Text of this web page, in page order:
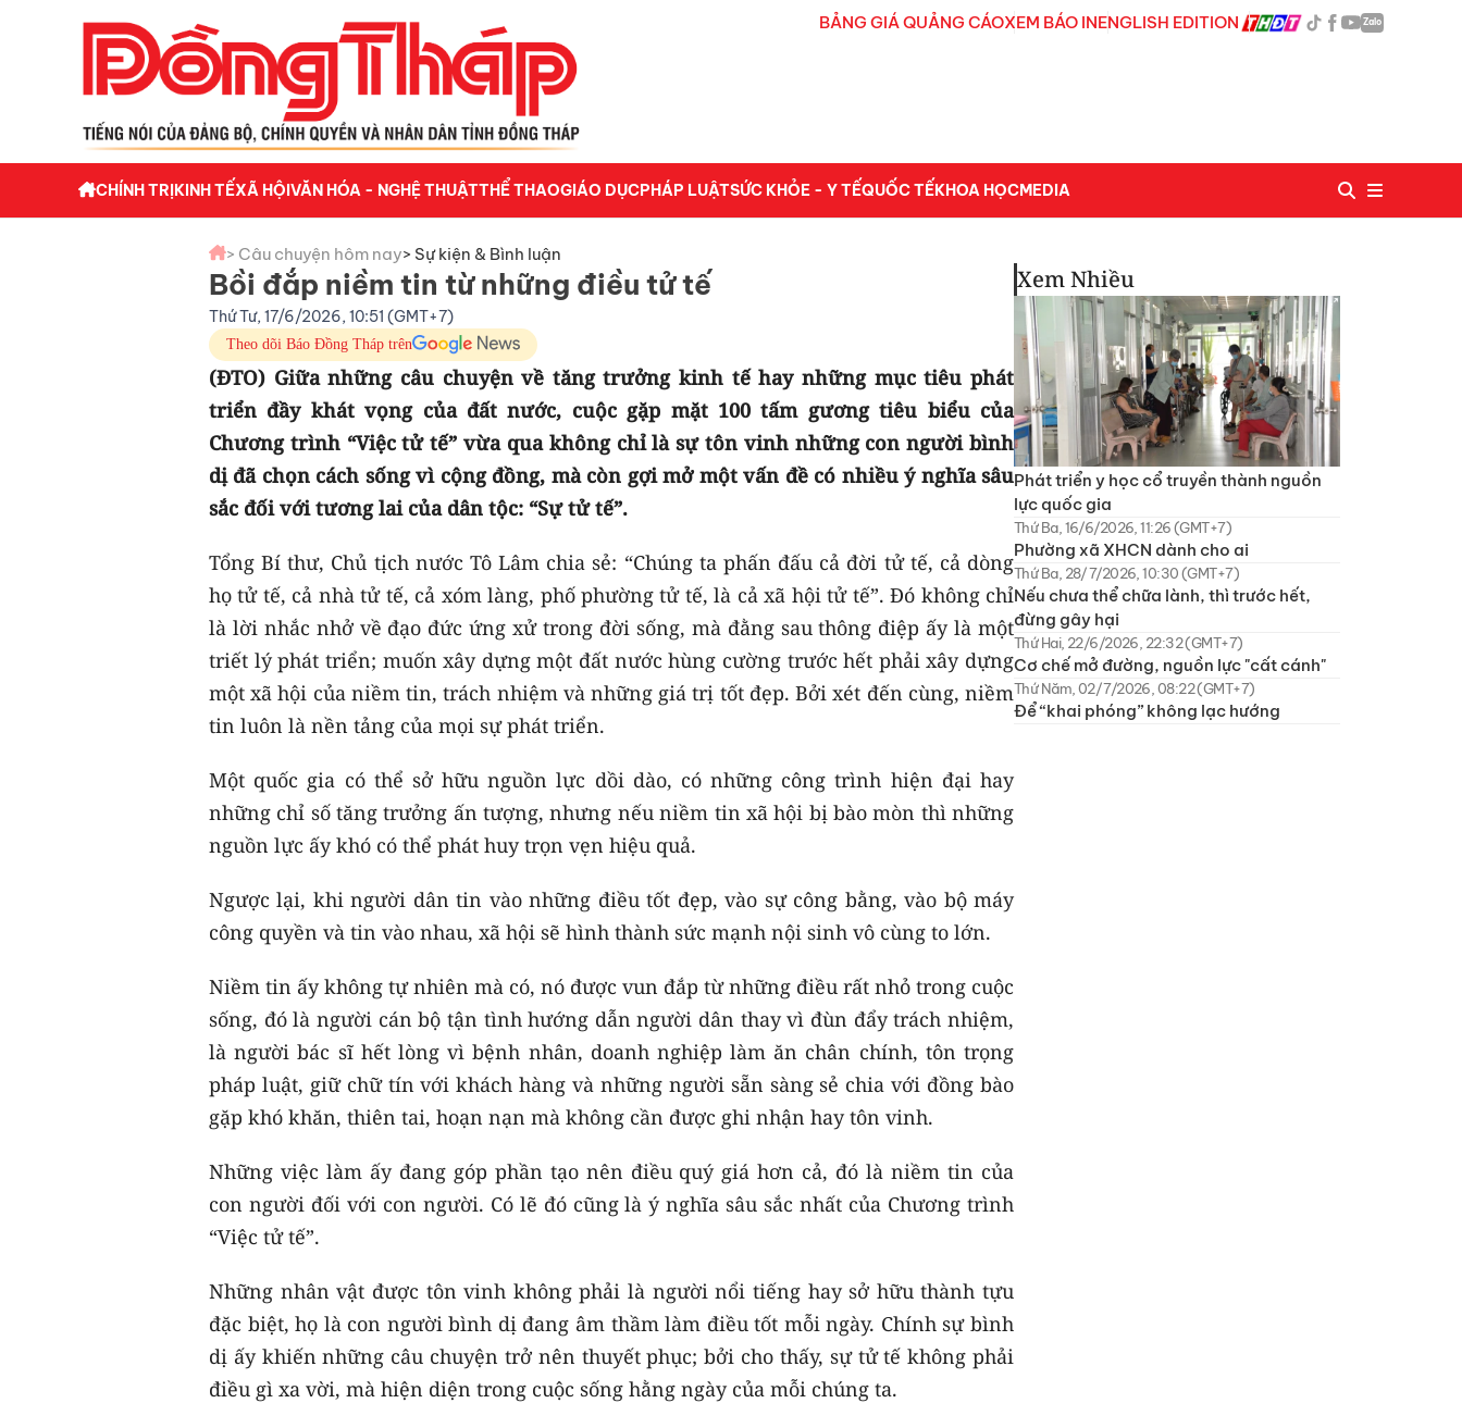
BẢNG GIÁ QUẢNG CÁOXEM BÁO INENGLISH EDITION Zalo
CHÍNH TRỊKINH TẾXÃ HỘIVĂN HÓA - NGHỆ THUẬTTHỂ THAOGIÁO DỤCPHÁP LUẬTSỨC KHỎE - Y TẾQUỐC TẾKHOA HỌCMEDIA
> Câu chuyện hôm nay> Sự kiện & Bình luận
Bồi đắp niềm tin từ những điều tử tế
Thứ Tư, 17/6/2026, 10:51 (GMT+7)
Theo dõi Báo Đồng Tháp trên
(ĐTO) Giữa những câu chuyện về tăng trưởng kinh tế hay những mục tiêu phát
triển đầy khát vọng của đất nước, cuộc gặp mặt 100 tấm gương tiêu biểu của
Chương trình “Việc tử tế” vừa qua không chỉ là sự tôn vinh những con người bình
dị đã chọn cách sống vì cộng đồng, mà còn gợi mở một vấn đề có nhiều ý nghĩa sâu
sắc đối với tương lai của dân tộc: “Sự tử tế”.
Tổng Bí thư, Chủ tịch nước Tô Lâm chia sẻ: “Chúng ta phấn đấu cả đời tử tế, cả dòng
họ tử tế, cả nhà tử tế, cả xóm làng, phố phường tử tế, là cả xã hội tử tế”. Đó không chỉ
là lời nhắc nhở về đạo đức ứng xử trong đời sống, mà đằng sau thông điệp ấy là một
triết lý phát triển; muốn xây dựng một đất nước hùng cường trước hết phải xây dựng
một xã hội của niềm tin, trách nhiệm và những giá trị tốt đẹp. Bởi xét đến cùng, niềm
tin luôn là nền tảng của mọi sự phát triển.
Một quốc gia có thể sở hữu nguồn lực dồi dào, có những công trình hiện đại hay
những chỉ số tăng trưởng ấn tượng, nhưng nếu niềm tin xã hội bị bào mòn thì những
nguồn lực ấy khó có thể phát huy trọn vẹn hiệu quả.
Ngược lại, khi người dân tin vào những điều tốt đẹp, vào sự công bằng, vào bộ máy
công quyền và tin vào nhau, xã hội sẽ hình thành sức mạnh nội sinh vô cùng to lớn.
Niềm tin ấy không tự nhiên mà có, nó được vun đắp từ những điều rất nhỏ trong cuộc
sống, đó là người cán bộ tận tình hướng dẫn người dân thay vì đùn đẩy trách nhiệm,
là người bác sĩ hết lòng vì bệnh nhân, doanh nghiệp làm ăn chân chính, tôn trọng
pháp luật, giữ chữ tín với khách hàng và những người sẵn sàng sẻ chia với đồng bào
gặp khó khăn, thiên tai, hoạn nạn mà không cần được ghi nhận hay tôn vinh.
Những việc làm ấy đang góp phần tạo nên điều quý giá hơn cả, đó là niềm tin của
con người đối với con người. Có lẽ đó cũng là ý nghĩa sâu sắc nhất của Chương trình
“Việc tử tế”.
Những nhân vật được tôn vinh không phải là người nổi tiếng hay sở hữu thành tựu
đặc biệt, họ là con người bình dị đang âm thầm làm điều tốt mỗi ngày. Chính sự bình
dị ấy khiến những câu chuyện trở nên thuyết phục; bởi cho thấy, sự tử tế không phải
điều gì xa vời, mà hiện diện trong cuộc sống hằng ngày của mỗi chúng ta.
Xem Nhiều
Phát triển y học cổ truyền thành nguồn
lực quốc gia
Thứ Ba, 16/6/2026, 11:26 (GMT+7)
Phường xã XHCN dành cho ai
Thứ Ba, 28/7/2026, 10:30 (GMT+7)
Nếu chưa thể chữa lành, thì trước hết,
đừng gây hại
Thứ Hai, 22/6/2026, 22:32 (GMT+7)
Cơ chế mở đường, nguồn lực "cất cánh"
Thứ Năm, 02/7/2026, 08:22 (GMT+7)
Để “khai phóng” không lạc hướng